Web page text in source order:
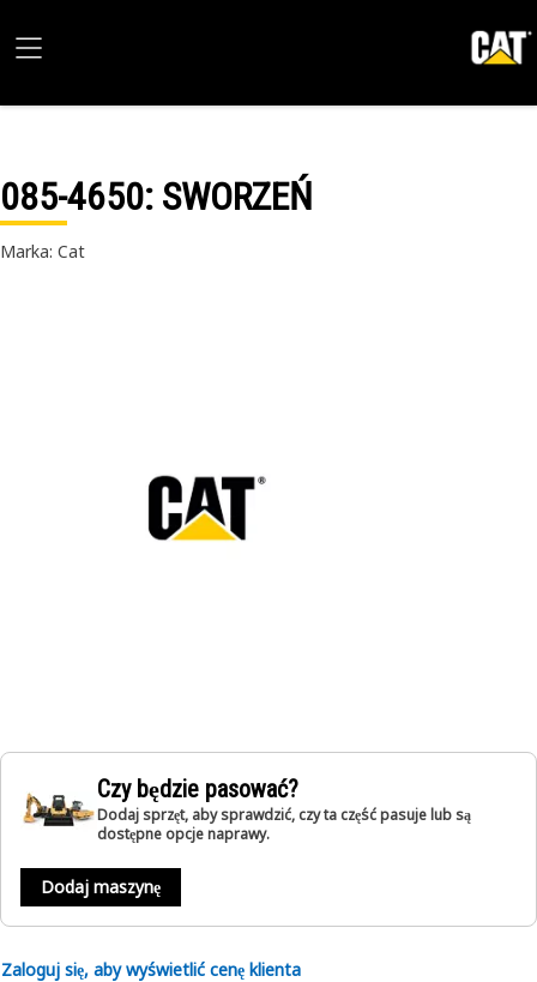
085-4650: SWORZEŃ
Marka: Cat
Czy będzie pasować?
Dodaj sprzęt, aby sprawdzić, czy ta część pasuje lub są
dostępne opcje naprawy.
Dodaj maszynę
Zaloguj się, aby wyświetlić cenę klienta